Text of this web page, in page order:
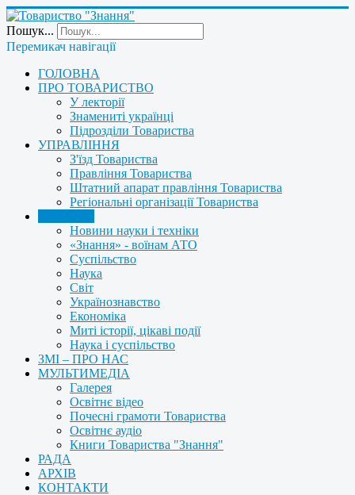
Пошук...
Перемикач навігації
ГОЛОВНА
ПРО ТОВАРИСТВО
У лекторії
Знамениті українці
Підрозділи Товариства
УПРАВЛІННЯ
З'їзд Товариства
Правління Товариства
Штатний апарат правління Товариства
Регіональні організації Товариства
Новини науки і техніки
«Знання» - воїнам АТО
Суспільство
Наука
Світ
Українознавство
Економіка
Миті історії, цікаві події
Наука і суспільство
ЗМІ – ПРО НАС
МУЛЬТИМЕДІА
Галерея
Освітнє відео
Почесні грамоти Товариства
Освітнє аудіо
Книги Товариства "Знання"
РАДА
АРХІВ
КОНТАКТИ